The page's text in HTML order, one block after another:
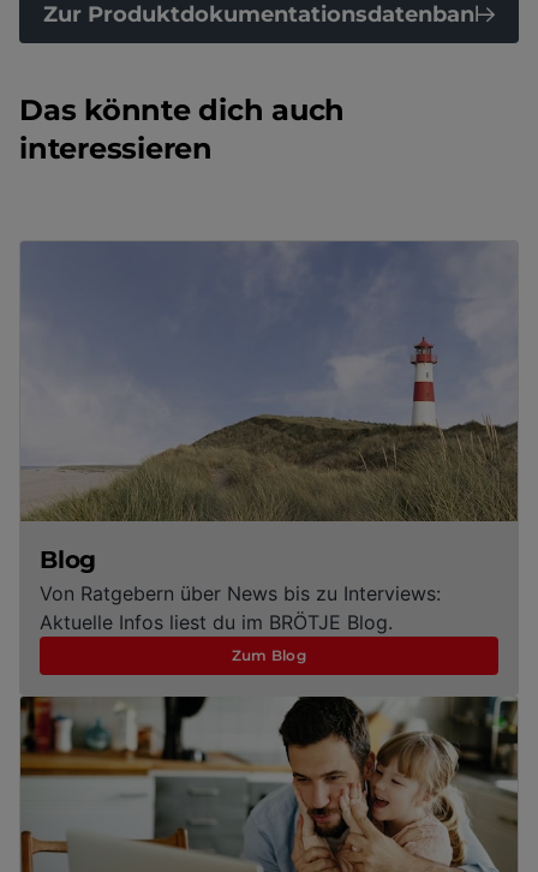
Zur Produktdokumentationsdatenbank
Das könnte dich auch
interessieren
Blog
Von Ratgebern über News bis zu Interviews:
Aktuelle Infos liest du im BRÖTJE Blog.
Zum Blog